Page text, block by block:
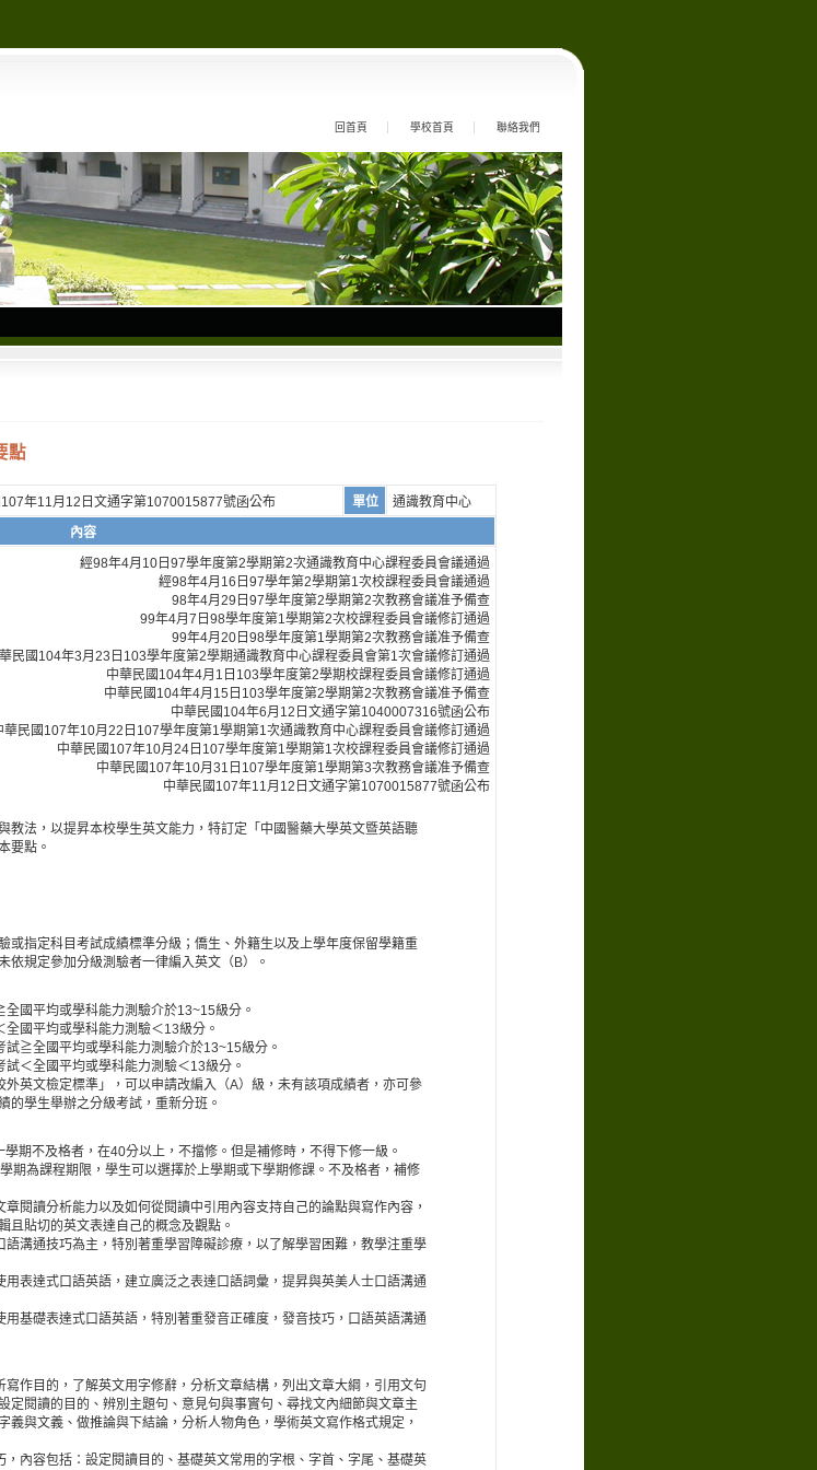
回首頁 學校首頁 聯絡我們
點
年11月12日文通字第1070015877號函公布 單位
通識教育中心
內容
經98年4月10日97學年度第2學期第2次通識教育中心課程委員會議通過
經98年4月16日97學年第2學期第1次校課程委員會議通過
98年4月29日97學年度第2學期第2次教務會議准予備查
99年4月7日98學年度第1學期第2次校課程委員會議修訂通過
99年4月20日98學年度第1學期第2次教務會議准予備查
民國104年3月23日103學年度第2學期通識教育中心課程委員會第1次會議修訂通過
中華民國104年4月1日103學年度第2學期校課程委員會議修訂通過
中華民國104年4月15日103學年度第2學期第2次教務會議准予備查
中華民國104年6月12日文通字第1040007316號函公布
華民國107年10月22日107學年度第1學期第1次通識教育中心課程委員會議修訂通過
中華民國107年10月24日107學年度第1學期第1次校課程委員會議修訂通過
中華民國107年10月31日107學年度第1學期第3次教務會議准予備查
中華民國107年11月12日文通字第1070015877號函公布
教法，以提昇本校學生英文能力，特訂定「中國醫藥大學英文暨英語聽
要點。
或指定科目考試成績標準分級；僑生、外籍生以及上學年度保留學籍重
依規定參加分級測驗者一律編入英文（B）。
國平均或學科能力測驗介於13~15級分。
全國平均或學科能力測驗＜13級分。
試≧全國平均或學科能力測驗介於13~15級分。
試＜全國平均或學科能力測驗＜13級分。
英文檢定標準」，可以申請改編入（A）級，未有該項成績者，亦可參
的學生舉辦之分級考試，重新分班。
學期不及格者，在40分以上，不擋修。但是補修時，不得下修一級。
期為課程期限，學生可以選擇於上學期或下學期修課。不及格者，補修
章閱讀分析能力以及如何從閱讀中引用內容支持自己的論點與寫作內容，
且貼切的英文表達自己的概念及觀點。
語溝通技巧為主，特別著重學習障礙診療，以了解學習困難，教學注重學
用表達式口語英語，建立廣泛之表達口語詞彙，提昇與英美人士口語溝通
用基礎表達式口語英語，特別著重發音正確度，發音技巧，口語英語溝通
寫作目的，了解英文用字修辭，分析文章結構，列出文章大綱，引用文句
定閱讀的目的、辨別主題句、意見句與事實句、尋找文內細節與文章主
義與文義、做推論與下結論，分析人物角色，學術英文寫作格式規定，
，內容包括：設定閱讀目的、基礎英文常用的字根、字首、字尾、基礎英